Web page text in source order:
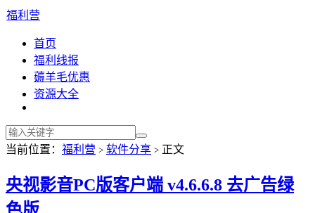
福利营
首页
福利线报
薅羊毛优惠
资源大全
当前位置： 福利营 > 软件分享 > 正文
央视影音PC版客户端 v4.6.6.8 去广告绿